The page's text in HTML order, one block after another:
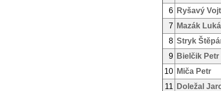
6 Ryšavý
7
Mazák
8 Stryk
9 Bielčik Petr
10 Miča Petr
11
Doležal